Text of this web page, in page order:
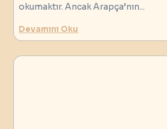
okumaktır. Ancak Arapça’nın...
Devamını Oku